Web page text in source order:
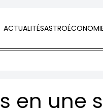
ACTUALITÉSASTRO